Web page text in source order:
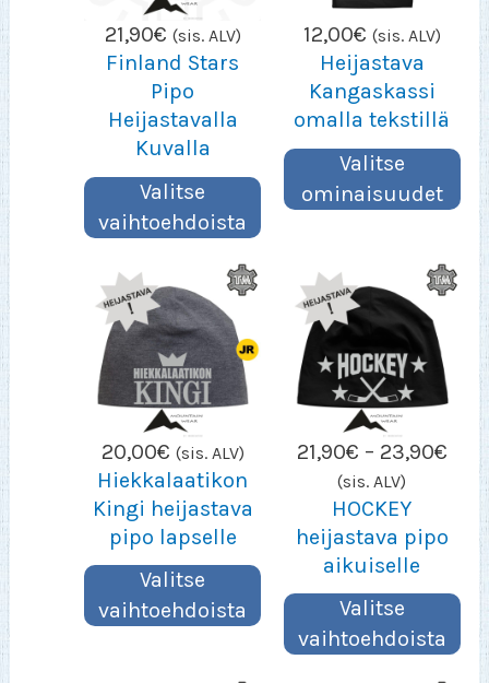
21,90€ (sis. ALV)
Finland Stars
Pipo
Heijastavalla
Kuvalla
Valitse
vaihtoehdoista
12,00€ (sis. ALV)
Heijastava
Kangaskassi
omalla tekstillä
Valitse
ominaisuudet
20,00€ (sis. ALV)
Hiekkalaatikon
Kingi heijastava
pipo lapselle
Valitse
vaihtoehdoista
21,90€ – 23,90€
(sis. ALV)
HOCKEY
heijastava pipo
aikuiselle
Valitse
vaihtoehdoista